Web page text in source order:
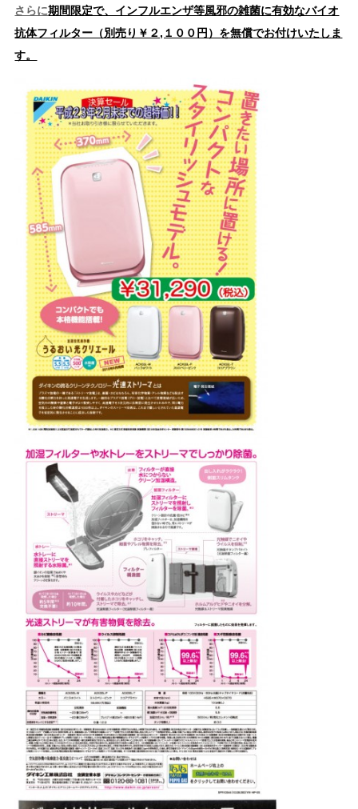
さらに期間限定で、インフルエンザ等風邪の雑菌に有効なバイオ
抗体フィルター（別売り￥２,１００円）を無償でお付けいたしま
す。